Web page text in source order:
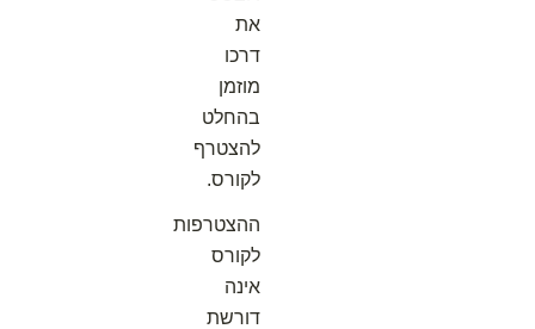
את
דרכו
מוזמן
בהחלט
להצטרף
לקורס.
ההצטרפות
לקורס
אינה
דורשת